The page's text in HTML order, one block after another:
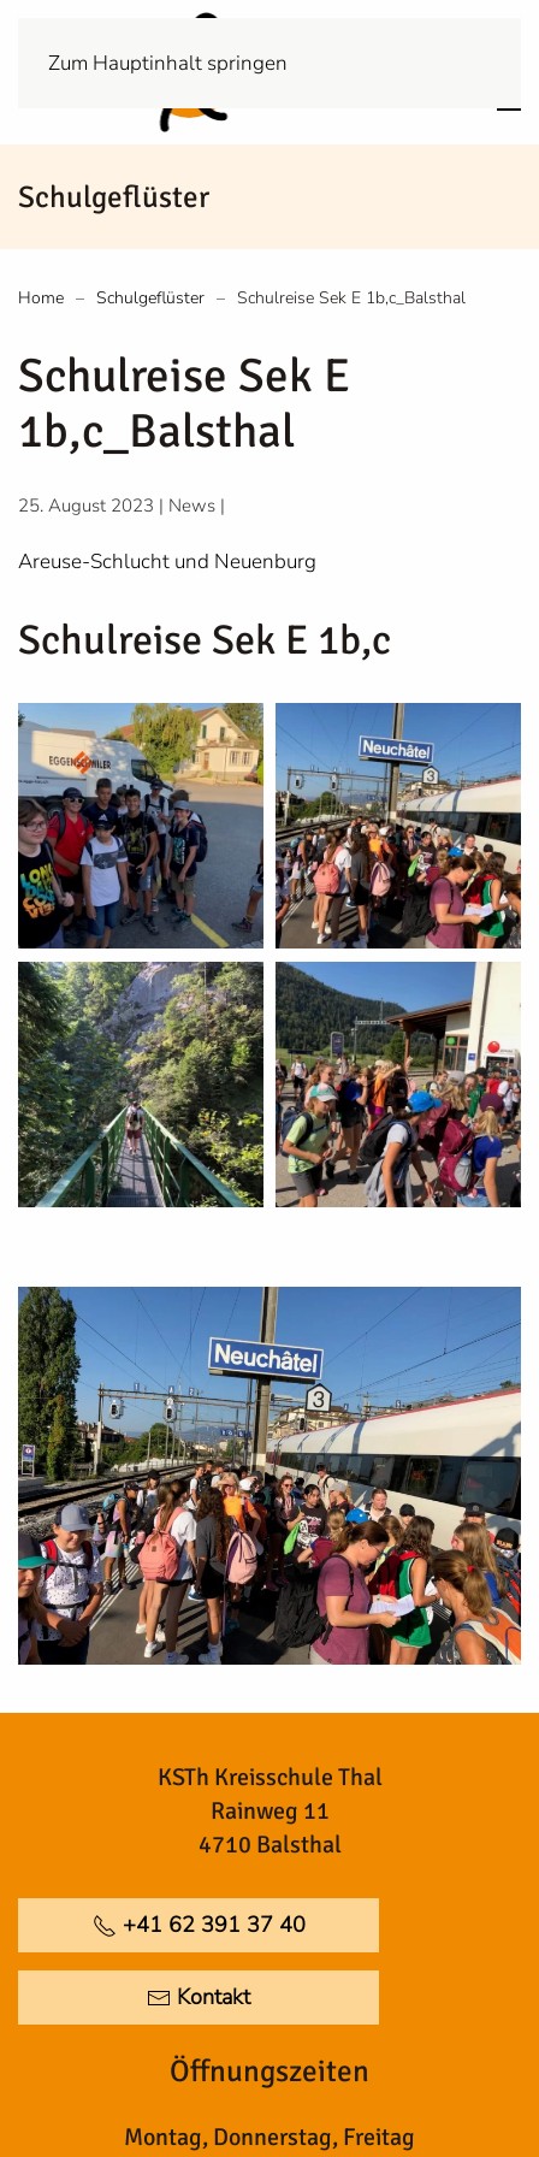
Zum Hauptinhalt springen
Schulgeflüster
Home Schulgeflüster Schulreise Sek E 1b,c_Balsthal
Schulreise Sek E
1b,c_Balsthal
25. August 2023 | News |
Areuse-Schlucht und Neuenburg
Schulreise Sek E 1b,c
KSTh Kreisschule Thal
Rainweg 11
4710 Balsthal
+41 62 391 37 40
Kontakt
Öffnungszeiten
Montag, Donnerstag, Freitag